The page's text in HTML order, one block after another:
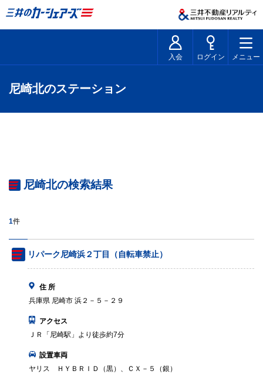
入会 ログイン メニュー
尼崎北のステーション
尼崎北の検索結果
1件
リパーク尼崎浜２丁目（自転車禁止）
住 所
兵庫県 尼崎市 浜２－５－２９
アクセス
ＪＲ「尼崎駅」より徒歩約7分
設置車両
ヤリス ＨＹＢＲＩＤ（黒）、ＣＸ－５（銀）